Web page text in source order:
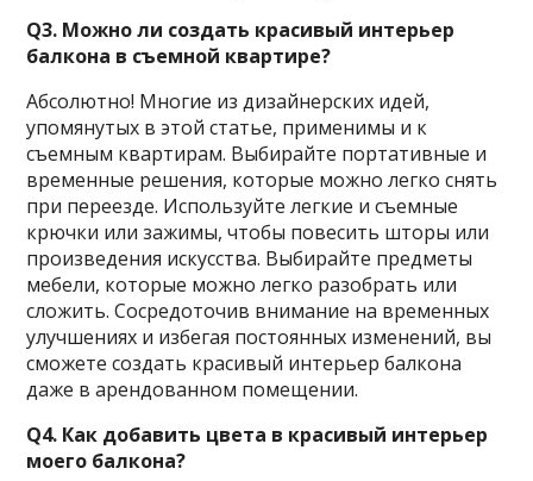
Q3. Можно ли создать красивый интерьер
балкона в съемной квартире?
Абсолютно! Многие из дизайнерских идей,
упомянутых в этой статье, применимы и к
съемным квартирам. Выбирайте портативные и
временные решения, которые можно легко снять
при переезде. Используйте легкие и съемные
крючки или зажимы, чтобы повесить шторы или
произведения искусства. Выбирайте предметы
мебели, которые можно легко разобрать или
сложить. Сосредоточив внимание на временных
улучшениях и избегая постоянных изменений, вы
сможете создать красивый интерьер балкона
даже в арендованном помещении.
Q4. Как добавить цвета в красивый интерьер
моего балкона?